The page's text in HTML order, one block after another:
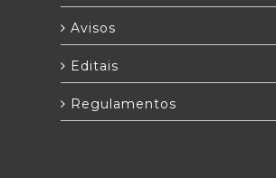
Avisos
Editais
Regulamentos